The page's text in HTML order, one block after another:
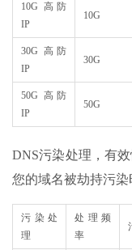
10G 高防
IP
10G
30G 高防
IP
30G
50G 高防
IP
50G
DNS污染处理，有
您的域名被劫持污
污染处
理
处理频
率